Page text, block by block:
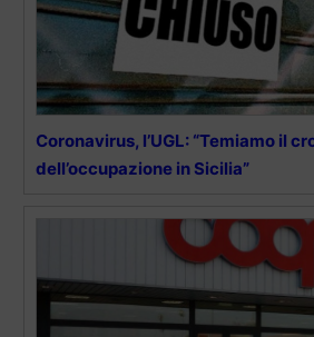
Coronavirus, l’UGL: “Temiamo il
dell’occupazione in Sicilia”